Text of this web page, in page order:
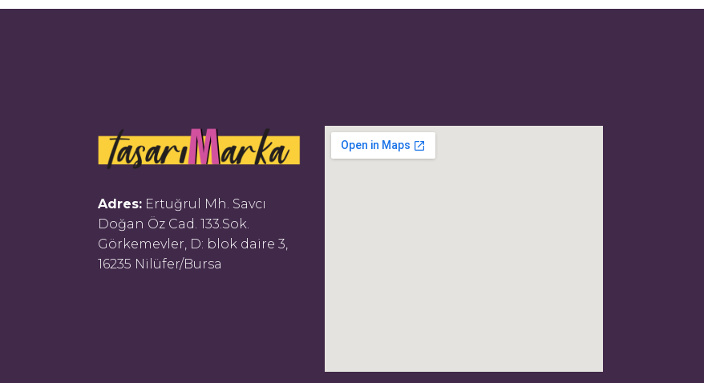
Adres: Ertuğrul Mh. Savcı
Doğan Öz Cad. 133.Sok.
Görkemevler, D: blok daire 3,
16235 Nilüfer/Bursa